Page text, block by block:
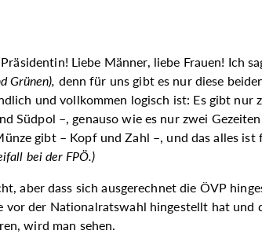
Liebe Männer, liebe Frauen! Ich
Grünen), denn für uns gibt es nur diese
und vollkommen logisch ist: Es gibt nur
Südpol –, genauso wie es nur zwei
gibt – Kopf und Zahl –, und das alles
bei der FPÖ.)
aber dass sich ausgerechnet die ÖVP
vor der Nationalratswahl hingestellt hat und
wird man sehen.